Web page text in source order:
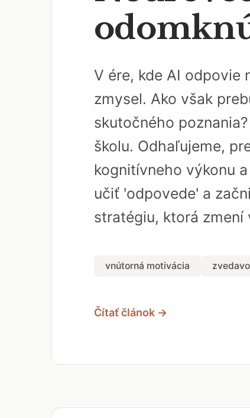
V ére, kde AI odpovie
zmysel. Ako však
skutočného
školu. Odhaľujeme,
kognitívneho výkonu
učiť 'odpovede' a
stratégiu, ktorá zmení
vnútorná motivácia
Čítať článok →